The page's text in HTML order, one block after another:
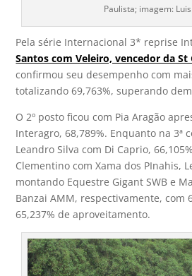
Paulista; imagem: Luis
Pela série Internacional 3* reprise
Santos com Veleiro, vencedor da St
confirmou seu desempenho com
totalizando 69,763%, superando
O 2º posto ficou com Pia Aragão
Interagro, 68,789%. Enquanto na 3ª
Leandro Silva com Di Caprio,
Clementino com Xama dos PInahis,
montando Equestre Gigant SWB e
Banzai AMM, respectivamente, com
65,237% de aproveitamento.